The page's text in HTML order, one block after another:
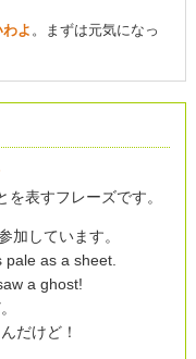
よ 。まずは元気になっ
表すフレーズです。
加しています。
pale as a sheet.
a ghost!
だけど！